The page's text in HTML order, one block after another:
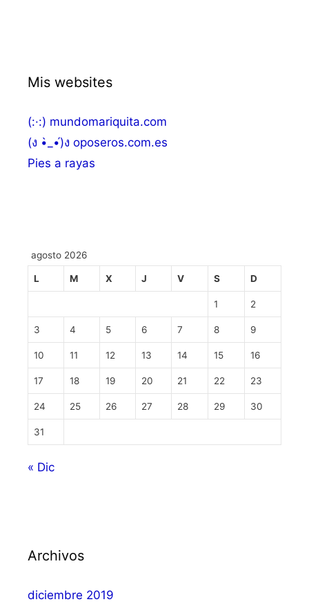
Mis websites
(:·:) mundomariquita.com
(ง •̀_•́)ง oposeros.com.es
Pies a rayas
agosto 2026
L M X J V S D
1 2
3 4 5 6 7 8 9
10 11 12 13 14 15 16
17 18 19 20 21 22 23
24 25 26 27 28 29 30
31
« Dic
Archivos
diciembre 2019